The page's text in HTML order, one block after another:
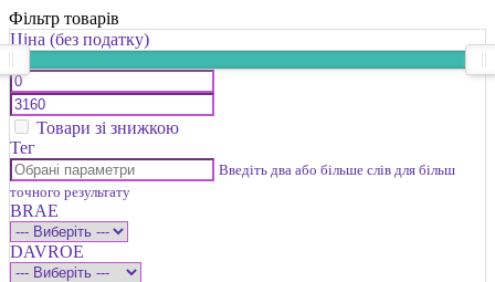
Фільтр товарів
Ціна (без податку)
Товари зі знижкою
Тег
Введіть два або більше слів для більш
точного результату
BRAE
DAVROE